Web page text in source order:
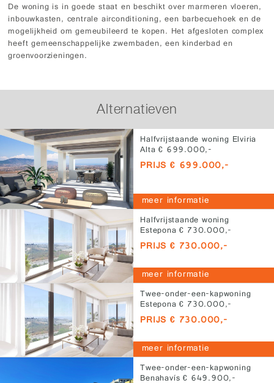
De woning is in goede staat en beschikt over marmeren vloeren,
inbouwkasten, centrale airconditioning, een barbecuehoek en de
mogelijkheid om gemeubileerd te kopen. Het afgesloten complex
heeft gemeenschappelijke zwembaden, een kinderbad en
groenvoorzieningen.
Alternatieven
Halfvrijstaande woning Elviria
Alta € 699.000,-
PRIJS € 699.000,-
meer informatie
Halfvrijstaande woning
Estepona € 730.000,-
PRIJS € 730.000,-
meer informatie
Twee-onder-een-kapwoning
Estepona € 730.000,-
PRIJS € 730.000,-
meer informatie
Twee-onder-een-kapwoning
Benahavís € 649.900,-